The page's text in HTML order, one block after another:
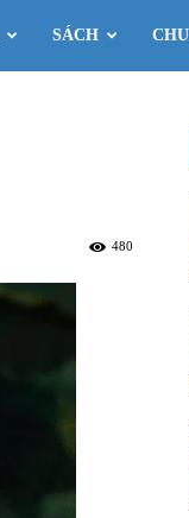
SÁCH
480